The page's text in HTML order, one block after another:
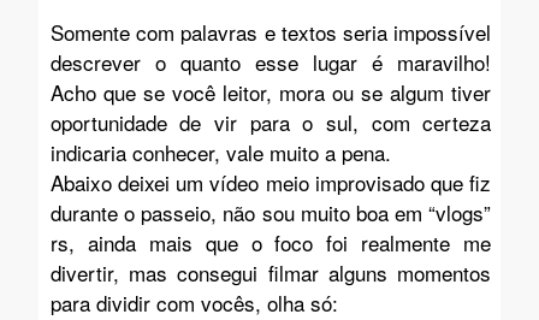
Somente com palavras e textos seria impossível
descrever o quanto esse lugar é maravilho!
Acho que se você leitor, mora ou se algum tiver
oportunidade de vir para o sul, com certeza
indicaria conhecer, vale muito a pena.
Abaixo deixei um vídeo meio improvisado que fiz
durante o passeio, não sou muito boa em “vlogs”
rs, ainda mais que o foco foi realmente me
divertir, mas consegui filmar alguns momentos
para dividir com vocês, olha só: